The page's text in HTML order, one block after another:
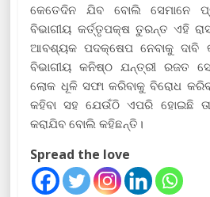
କେତେଦିନ ଯିବ ବୋଲି ସେମାନେ
ବିଭାଗୀୟ କର୍ତ୍ତୃପକ୍ଷ ତୁରନ୍ତ ଏହି
ଆବଶ୍ୟକ ପଦକ୍ଷେପ ନେବାକୁ ଦାବି
ବିଭାଗୀୟ କନିଷ୍ଠ ଯନ୍ତ୍ରୀ ରଜତ
ଲୋକ ଧୂଳି ସଫା କରିବାକୁ ବିରୋଧ
କହିବା ସହ ଯେଉଁଠି ଏପରି ହୋଇଛି
କରାଯିବ ବୋଲି କହିଛନ୍ତି।
Spread the love